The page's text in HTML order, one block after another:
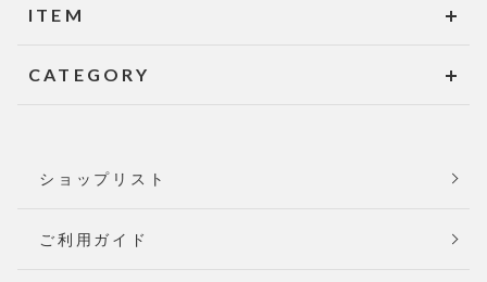
ITEM
CATEGORY
ショップリスト
ご利用ガイド